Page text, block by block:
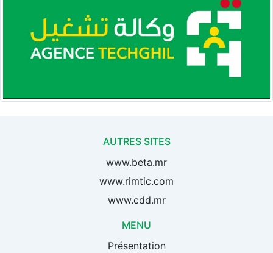
AUTRES SITES
www.beta.mr
www.rimtic.com
www.cdd.mr
MENU
Présentation